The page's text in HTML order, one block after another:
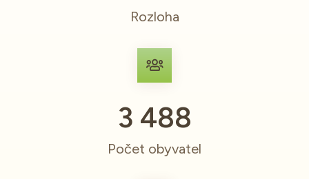
Rozloha
3 488
Počet obyvatel